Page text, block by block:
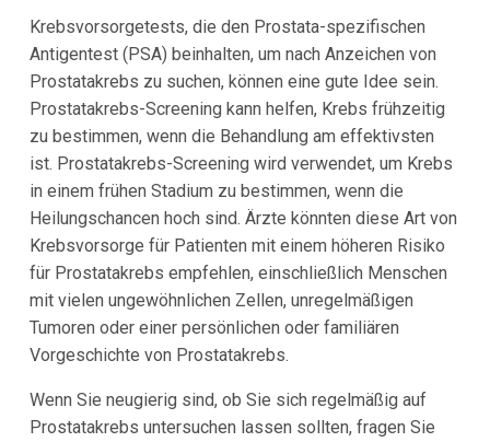
Krebsvorsorgetests, die den Prostata-spezifischen
Antigentest (PSA) beinhalten, um nach Anzeichen von
Prostatakrebs zu suchen, können eine gute Idee sein.
Prostatakrebs-Screening kann helfen, Krebs frühzeitig
zu bestimmen, wenn die Behandlung am effektivsten
ist. Prostatakrebs-Screening wird verwendet, um Krebs
in einem frühen Stadium zu bestimmen, wenn die
Heilungschancen hoch sind. Ärzte könnten diese Art von
Krebsvorsorge für Patienten mit einem höheren Risiko
für Prostatakrebs empfehlen, einschließlich Menschen
mit vielen ungewöhnlichen Zellen, unregelmäßigen
Tumoren oder einer persönlichen oder familiären
Vorgeschichte von Prostatakrebs.
Wenn Sie neugierig sind, ob Sie sich regelmäßig auf
Prostatakrebs untersuchen lassen sollten, fragen Sie